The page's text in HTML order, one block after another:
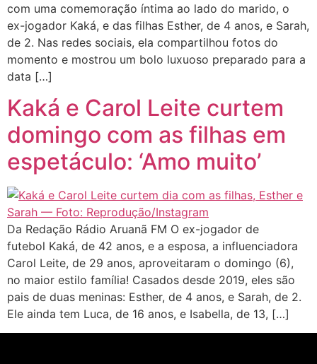
com uma comemoração íntima ao lado do marido, o
ex-jogador Kaká, e das filhas Esther, de 4 anos, e Sarah,
de 2. Nas redes sociais, ela compartilhou fotos do
momento e mostrou um bolo luxuoso preparado para a
data […]
Kaká e Carol Leite curtem
domingo com as filhas em
espetáculo: ‘Amo muito’
Da Redação Rádio Aruanã FM O ex-jogador de
futebol Kaká, de 42 anos, e a esposa, a influenciadora
Carol Leite, de 29 anos, aproveitaram o domingo (6),
no maior estilo família! Casados desde 2019, eles são
pais de duas meninas: Esther, de 4 anos, e Sarah, de 2.
Ele ainda tem Luca, de 16 anos, e Isabella, de 13, […]